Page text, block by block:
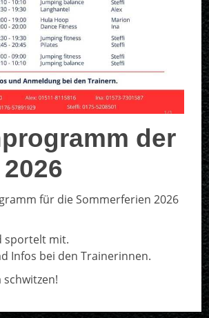
e.V.
25
der
für die Sommerferien 2026
sportelt mit.
Infos bei den Trainerinnen.
schwitzen!